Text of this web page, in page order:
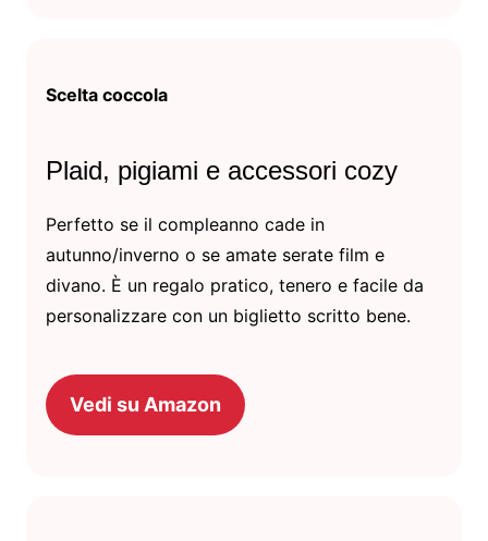
Scelta coccola
Plaid, pigiami e accessori cozy
Perfetto se il compleanno cade in
autunno/inverno o se amate serate film e
divano. È un regalo pratico, tenero e facile da
personalizzare con un biglietto scritto bene.
Vedi su Amazon